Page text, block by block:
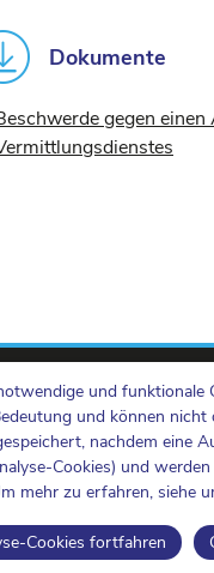
und funktionale
und können nicht
nachdem eine
Cookies) und
mehr zu erfahren, siehe
Cookies fortfahren
Dokumente
gegen einen
BIPT on LinkedIn
BIPT aufBIPT auf